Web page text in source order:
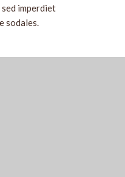
imperdiet
sodales.